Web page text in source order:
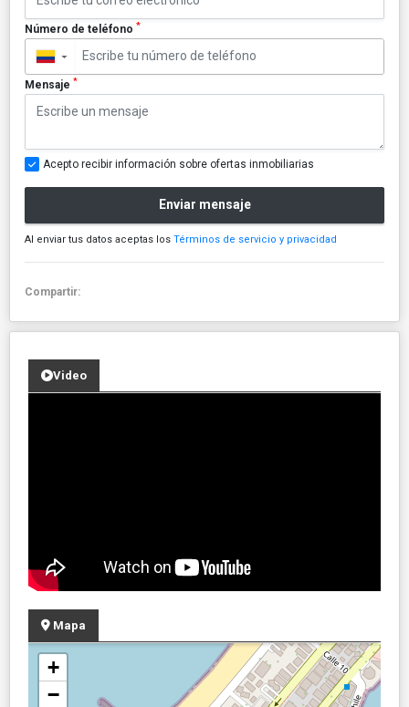
Número de teléfono *
▼
Mensaje *
Acepto recibir información sobre ofertas inmobiliarias
Enviar mensaje
Al enviar tus datos aceptas los Términos de servicio y privacidad
Compartir:
Video
Mapa
+
−